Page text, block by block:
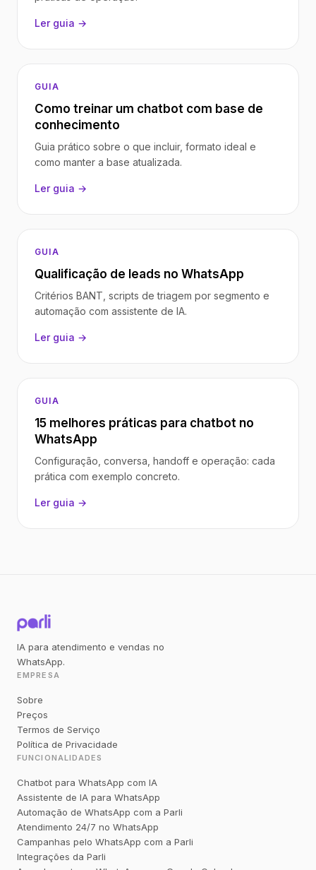
Ler guia →
GUIA
Como treinar um chatbot com base de
conhecimento
Guia prático sobre o que incluir, formato ideal e
como manter a base atualizada.
Ler guia →
GUIA
Qualificação de leads no WhatsApp
Critérios BANT, scripts de triagem por segmento e
automação com assistente de IA.
Ler guia →
GUIA
15 melhores práticas para chatbot no
WhatsApp
Configuração, conversa, handoff e operação: cada
prática com exemplo concreto.
Ler guia →
IA para atendimento e vendas no
WhatsApp.
EMPRESA
Sobre
Preços
Termos de Serviço
Política de Privacidade
FUNCIONALIDADES
Chatbot para WhatsApp com IA
Assistente de IA para WhatsApp
Automação de WhatsApp com a Parli
Atendimento 24/7 no WhatsApp
Campanhas pelo WhatsApp com a Parli
Integrações da Parli